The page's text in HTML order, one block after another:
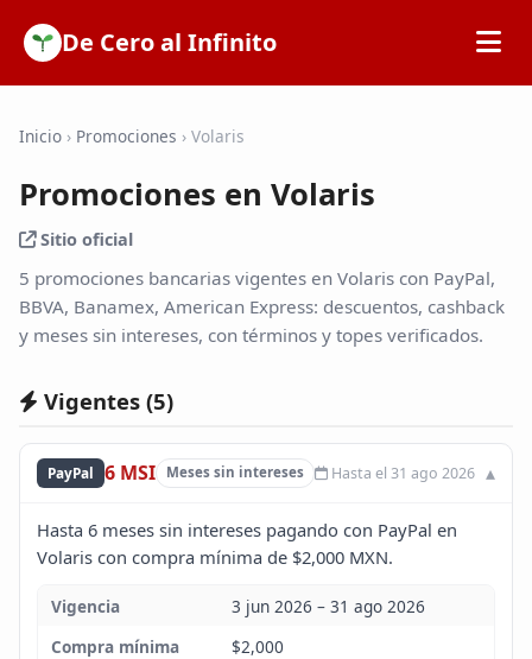
De Cero al Infinito
SOFIPOs
Calculadoras
Tarjetas de Crédito
Promociones
Blog
Inicio › Promociones › Volaris
Promociones en Volaris
Sitio oficial
5 promociones bancarias vigentes en Volaris con PayPal,
BBVA, Banamex, American Express: descuentos, cashback
y meses sin intereses, con términos y topes verificados.
Vigentes (5)
PayPal 6 MSI Meses sin intereses Hasta el 31 ago 2026
Hasta 6 meses sin intereses pagando con PayPal en
Volaris con compra mínima de $2,000 MXN.
Vigencia
3 jun 2026 – 31 ago 2026
Compra mínima
$2,000